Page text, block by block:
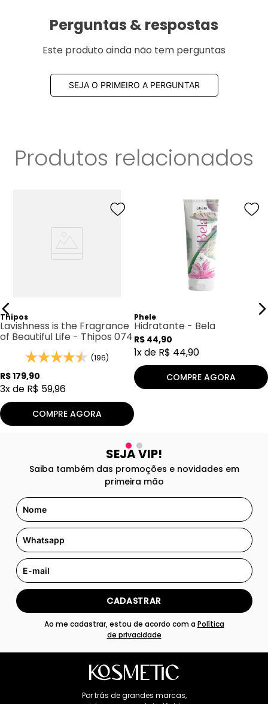
Perguntas & respostas
Este produto ainda não tem perguntas
SEJA O PRIMEIRO A PERGUNTAR
Produtos relacionados
Thipos
Lavishness is the Fragrance
of Beautiful Life - Thipos 074
(196)
R$179,90
3x de R$ 59,96
COMPRE AGORA
Phele
Hidratante - Bela
R$ 44,90
1x de R$ 44,90
COMPRE AGORA
SEJA VIP!
Saiba também das promoções e novidades em
primeira mão
CADASTRAR
Ao me cadastrar, estou de acordo com aPolítica
de privacidade
Por trás de grandes marcas,